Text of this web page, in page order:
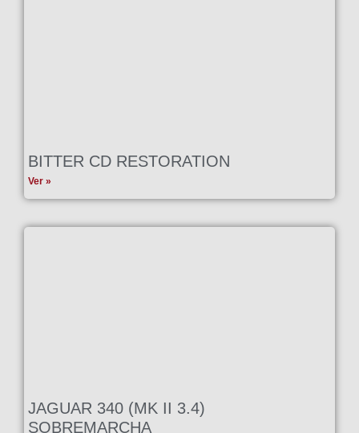
BITTER CD RESTORATION
Ver »
JAGUAR 340 (MK II 3.4)
SOBREMARCHA